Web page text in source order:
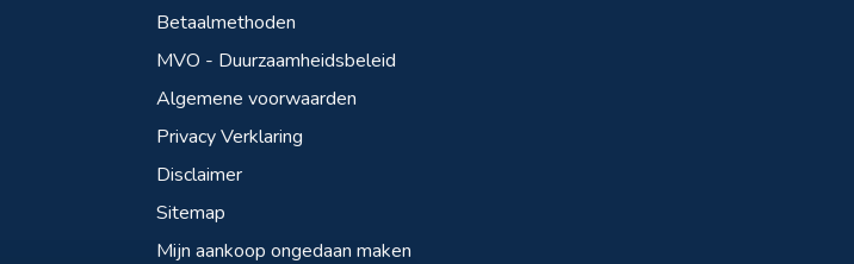
Betaalmethoden
MVO - Duurzaamheidsbeleid
Algemene voorwaarden
Privacy Verklaring
Disclaimer
Sitemap
Mijn aankoop ongedaan maken